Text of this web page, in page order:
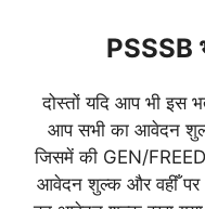
PSSSB
दोस्तों यदि आप भी इस
आप सभी का आवेदन
जिसमें की GEN/
आवेदन शुल्क और वहीँ